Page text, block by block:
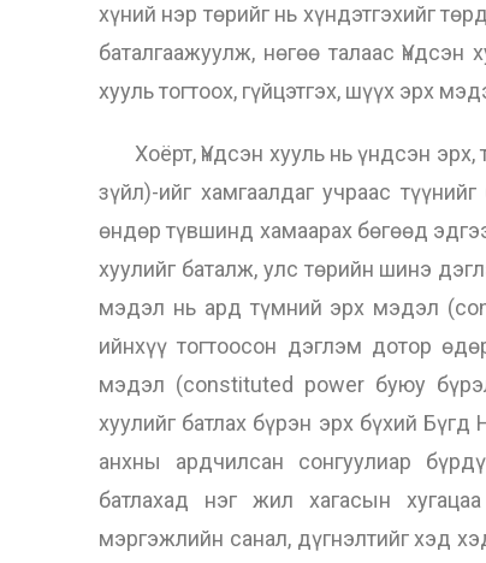
хүний нэр төрийг нь хүндэтгэхийг
баталгаажуулж, нөгөө талаас
хууль тогтоох, гүйцэтгэх, шүүх эрх
Хоёрт, Үндсэн хууль нь үндсэн эрх,
зүйл)-ийг хамгаалдаг учраас
өндөр түвшинд хамаарах бөгөөд
хуулийг баталж, улс төрийн шинэ
мэдэл нь ард түмний эрх мэдэл
ийнхүү тогтоосон дэглэм дотор
мэдэл (constituted power буюу
хуулийг батлах бүрэн эрх бүхий
анхны ардчилсан сонгуулиар
батлахад нэг жил хагасын
мэргэжлийн санал, дүгнэлтийг хэд